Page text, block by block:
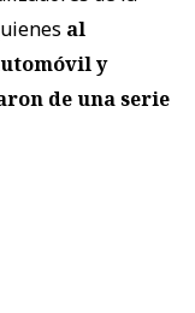
al
y
de una serie